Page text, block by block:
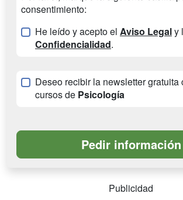
consentimiento:
He leído y acepto el Aviso Legaly
Confidencialidad.
Deseo recibir la newsletter gratuita
cursos de Psicología
Publicidad